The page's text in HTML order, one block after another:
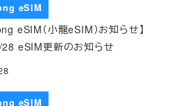
eSIM
eSIM（小龍eSIM）お知らせ】
eSIM更新のお知らせ
eSIM